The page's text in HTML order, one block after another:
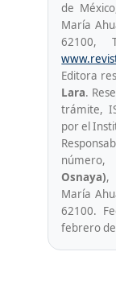
de
María
62100,
Editora
Lara.
trámite,
por el
Osnaya),
María
62100.
febrero